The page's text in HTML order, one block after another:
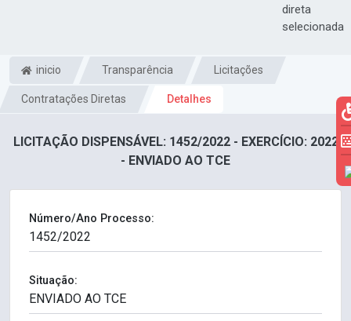
direta
selecionada
inicio Transparência Licitações
Contratações Diretas Detalhes
LICITAÇÃO DISPENSÁVEL: 1452/2022 - EXERCÍCIO: 2022
- ENVIADO AO TCE
Número/Ano Processo:
Situação: